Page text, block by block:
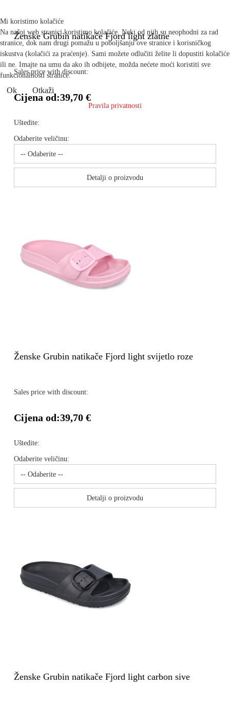
Ženske Grubin natikače Fjord light zlatne
Sales price with discount:
Cijena od:39,70 €
Uštedite:
Odaberite veličinu:
Detalji o proizvodu
Ženske Grubin natikače Fjord light svijetlo roze
Sales price with discount:
Cijena od:39,70 €
Uštedite:
Odaberite veličinu:
Detalji o proizvodu
Ženske Grubin natikače Fjord light carbon sive
Mi koristimo kolačiće
Na našoj web stranici koristimo kolačiće. Neki od njih su neophodni za rad
stranice, dok nam drugi pomažu u poboljšanju ove stranice i korisničkog
iskustva (kolačići za praćenje). Sami možete odlučiti želite li dopustiti kolačiće
ili ne. Imajte na umu da ako ih odbijete, možda nećete moći koristiti sve
funkcionalnosti stranice.
Ok Otkaži
Pravila privatnosti